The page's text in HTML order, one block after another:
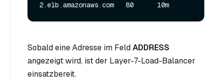
Sobald eine Adresse im FeldADDRESS
angezeigt wird, ist der Layer-7-Load-Balancer
einsatzbereit.